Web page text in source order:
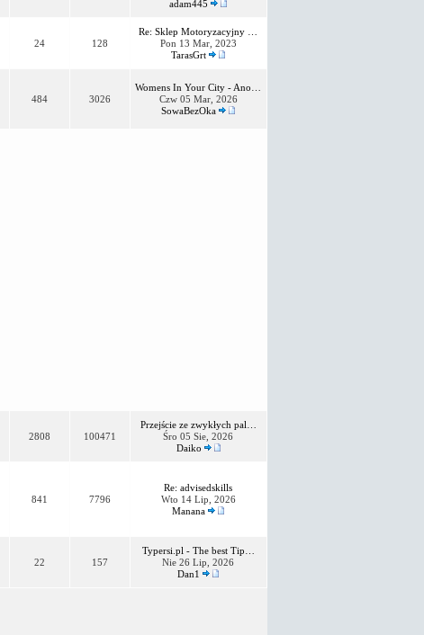
adam445
24 128
Re: Sklep Motoryzacyjny …
Pon 13 Mar, 2023
TarasGrt
484 3026
Womens In Your City - Ano…
Czw 05 Mar, 2026
SowaBezOka
2808 100471
Przejście ze zwykłych pal…
Śro 05 Sie, 2026
Daiko
841 7796
Re: advisedskills
Wto 14 Lip, 2026
Manana
22 157
Typersi.pl - The best Tip…
Nie 26 Lip, 2026
Dan1